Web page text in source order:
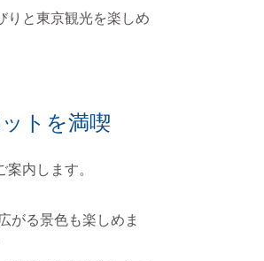
りと東京観光を楽しめ
トを満喫
内します。
がる景色も楽しめま